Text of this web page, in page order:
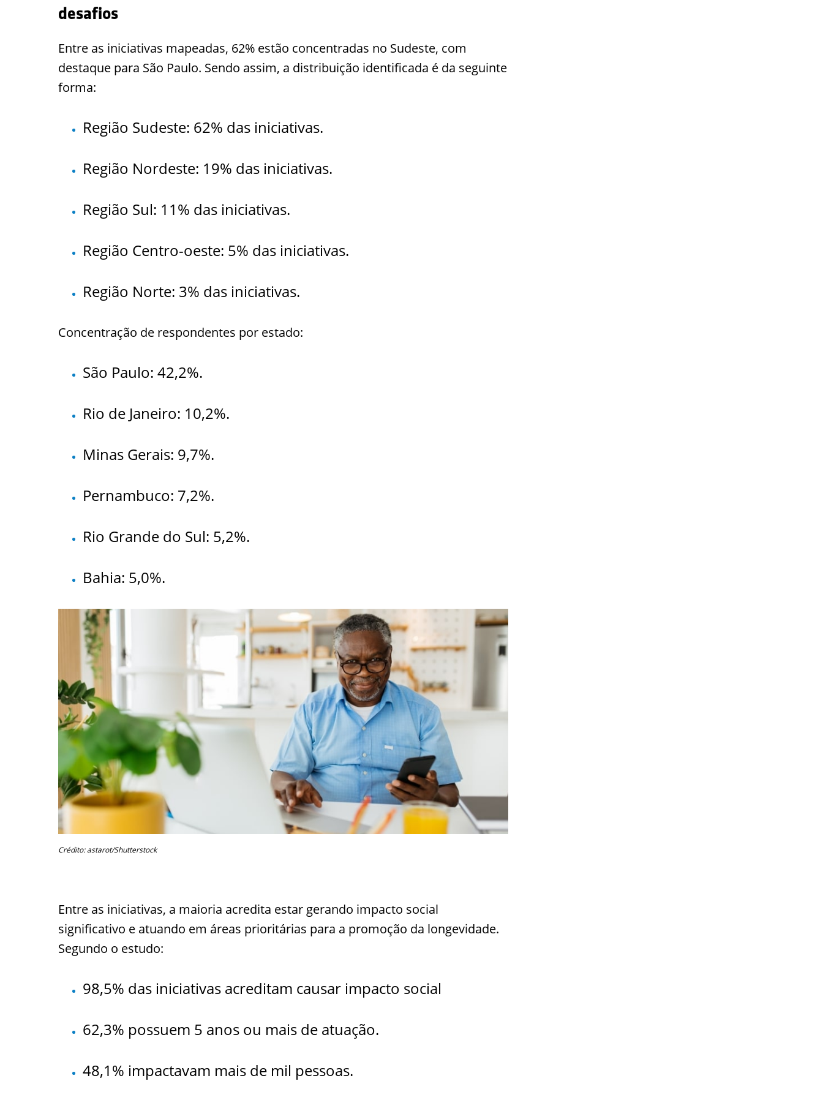
desafios
Entre as iniciativas mapeadas, 62% estão concentradas no Sudeste, com
destaque para São Paulo. Sendo assim, a distribuição identificada é da seguinte
forma:
Região Sudeste: 62% das iniciativas.
Região Nordeste: 19% das iniciativas.
Região Sul: 11% das iniciativas.
Região Centro-oeste: 5% das iniciativas.
Região Norte: 3% das iniciativas.
Concentração de respondentes por estado:
São Paulo: 42,2%.
Rio de Janeiro: 10,2%.
Minas Gerais: 9,7%.
Pernambuco: 7,2%.
Rio Grande do Sul: 5,2%.
Bahia: 5,0%.
Crédito: astarot/Shutterstock
Entre as iniciativas, a maioria acredita estar gerando impacto social
significativo e atuando em áreas prioritárias para a promoção da longevidade.
Segundo o estudo:
98,5% das iniciativas acreditam causar impacto social
62,3% possuem 5 anos ou mais de atuação.
48,1% impactavam mais de mil pessoas.